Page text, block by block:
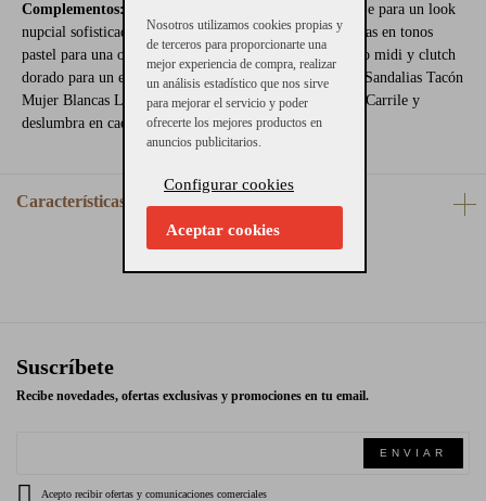
Complementos:
Perfectas con un vestido largo de encaje para un look
nupcial sofisticado. Combínalas con un traje de dos piezas en tonos
pastel para una ocasión especial o llévalas con un vestido midi y clutch
dorado para un evento de noche. Eleva tu estilo con las Sandalias Tacón
Mujer Blancas Lola Cruz. ¡Cómpralas ahora en Gallery Carrile y
deslumbra en cada paso!
Características
Suscríbete
Recibe novedades, ofertas exclusivas y promociones en tu email.
ENVIAR
Acepto recibir ofertas y comunicaciones comerciales
Nosotros utilizamos cookies propias y
de terceros para proporcionarte una
mejor experiencia de compra, realizar
un análisis estadístico que nos sirve
para mejorar el servicio y poder
ofrecerte los mejores productos en
anuncios publicitarios.
Configurar cookies
Aceptar cookies